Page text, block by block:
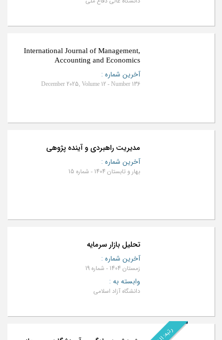
International Journal of Management,
Accounting and Economics
آخرین شماره :
December 2025, Volume 12 - Number 136
مدیریت راهبردی و آینده پژوهی
آخرین شماره :
بهار و تابستان 1404 - شماره 15
تحلیل بازار سرمایه
آخرین شماره :
زمستان 1404 - شماره 19
وابسته به :
دانشگاه آزاد اسلامی